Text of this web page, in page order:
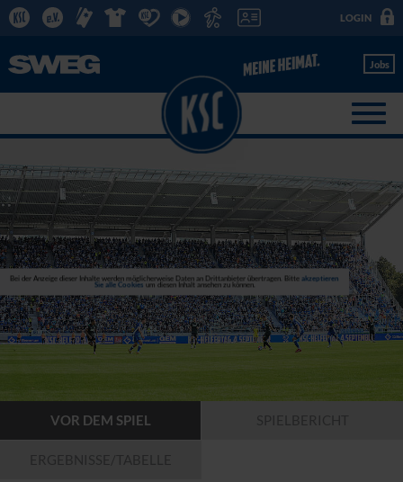
LOGIN
Jobs
Bei der Anzeige dieser Inhalte werden möglicherweise Daten an Drittanbieter übertragen. Bitte akzeptieren
Sie alle Cookies um diesen Inhalt ansehen zu können.
VOR DEM SPIEL